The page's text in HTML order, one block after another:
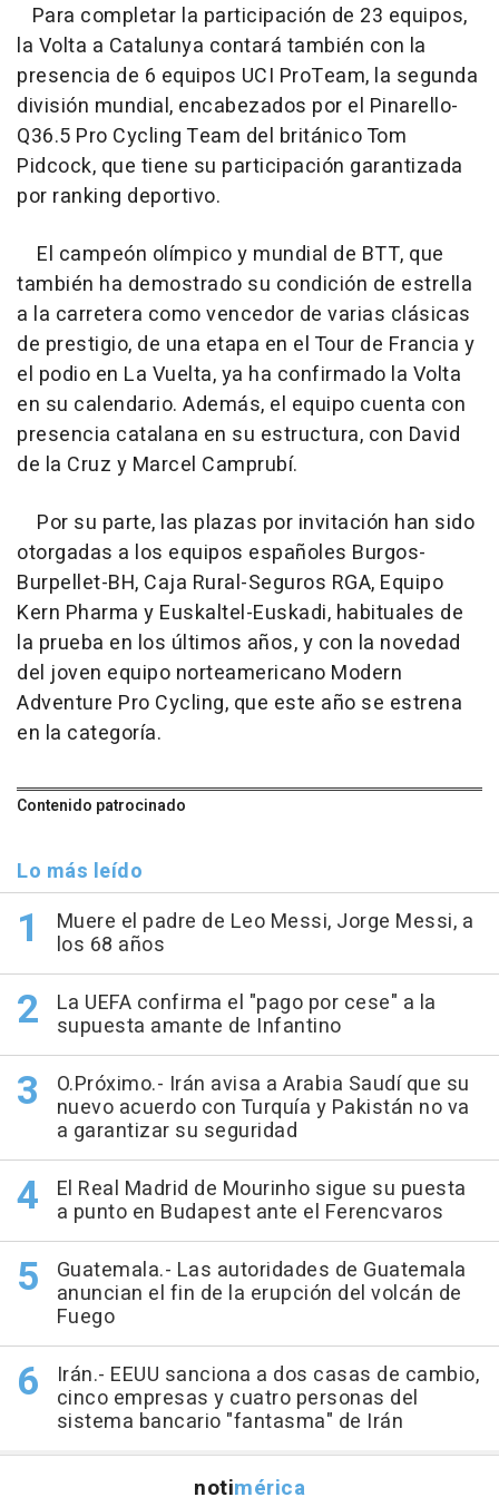
Para completar la participación de 23 equipos,
la Volta a Catalunya contará también con la
presencia de 6 equipos UCI ProTeam, la segunda
división mundial, encabezados por el Pinarello-
Q36.5 Pro Cycling Team del británico Tom
Pidcock, que tiene su participación garantizada
por ranking deportivo.
El campeón olímpico y mundial de BTT, que
también ha demostrado su condición de estrella
a la carretera como vencedor de varias clásicas
de prestigio, de una etapa en el Tour de Francia y
el podio en La Vuelta, ya ha confirmado la Volta
en su calendario. Además, el equipo cuenta con
presencia catalana en su estructura, con David
de la Cruz y Marcel Camprubí.
Por su parte, las plazas por invitación han sido
otorgadas a los equipos españoles Burgos-
Burpellet-BH, Caja Rural-Seguros RGA, Equipo
Kern Pharma y Euskaltel-Euskadi, habituales de
la prueba en los últimos años, y con la novedad
del joven equipo norteamericano Modern
Adventure Pro Cycling, que este año se estrena
en la categoría.
Contenido patrocinado
Lo más leído
Muere el padre de Leo Messi, Jorge Messi, a
los 68 años
La UEFA confirma el "pago por cese" a la
supuesta amante de Infantino
O.Próximo.- Irán avisa a Arabia Saudí que su
nuevo acuerdo con Turquía y Pakistán no va
a garantizar su seguridad
El Real Madrid de Mourinho sigue su puesta
a punto en Budapest ante el Ferencvaros
Guatemala.- Las autoridades de Guatemala
anuncian el fin de la erupción del volcán de
Fuego
Irán.- EEUU sanciona a dos casas de cambio,
cinco empresas y cuatro personas del
sistema bancario "fantasma" de Irán
notimérica